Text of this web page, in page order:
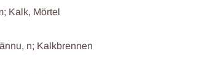
Kalk, Mörtel
n; Kalkbrennen